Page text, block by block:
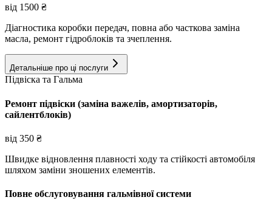
від 1500 ₴
Діагностика коробки передач, повна або часткова заміна
масла, ремонт гідроблоків та зчеплення.
Детальніше про ці послуги
Підвіска та Гальма
Ремонт підвіски (заміна важелів, амортизаторів,
сайлентблоків)
від 350 ₴
Швидке відновлення плавності ходу та стійкості автомобіля
шляхом заміни зношених елементів.
Повне обслуговування гальмівної системи